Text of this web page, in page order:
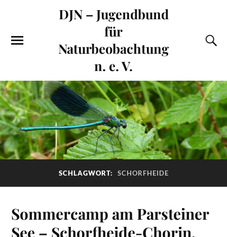
DJN – Jugendbund
für
Naturbeobachtung
n. e. V.
SCHLAGWORT: SCHORFHEIDE
Sommercamp am Parsteiner
See – Schorfheide-Chorin,